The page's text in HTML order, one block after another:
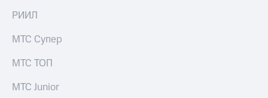
РИИЛ
МТС Супер
МТС ТОП
МТС Junior